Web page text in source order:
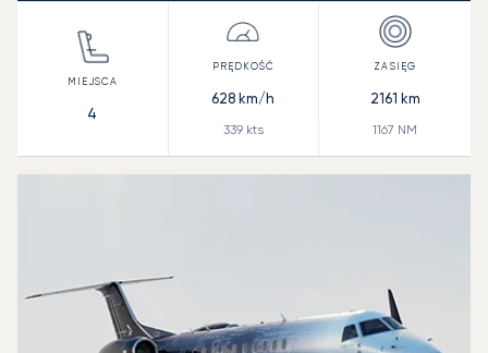
4
628 km/h
339kts
2161 km
1167 NM